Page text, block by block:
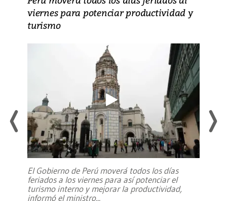
viernes para potenciar productividad y
turismo
El Gobierno de Perú moverá todos los días
feriados a los viernes para así potenciar el
turismo interno y mejorar la productividad,
informó el ministro...